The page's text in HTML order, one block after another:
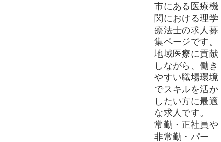
市にある医療機
関における理学
療法士の求人募
集ページです。
地域医療に貢献
しながら、働き
やすい職場環境
でスキルを活か
したい方に最適
な求人です。
常勤・正社員や
非常勤・パー